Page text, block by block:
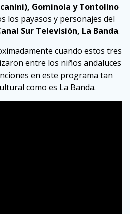
Gominola y Tontolino
los payasos y personajes del
Sur Televisión, La Banda.
cuando estos tres
entre los niños andaluces
en este programa tan
como es La Banda.